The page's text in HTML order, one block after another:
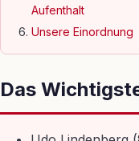
Aufenthalt
Unsere Einordnung
Das